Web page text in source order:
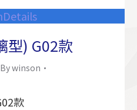
Details
型) G02款
Bywinson
款